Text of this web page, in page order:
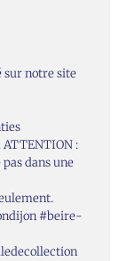
sur notre site
:
dans une
#beire-